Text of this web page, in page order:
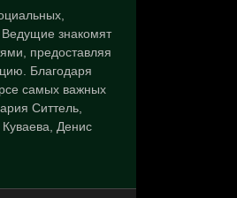
Ведущие знакомят
предоставляя
Благодаря
самых важных
Ситтель,
Денис